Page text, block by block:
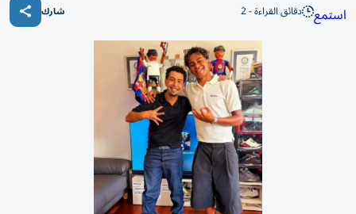
استمع دقائق القراءة - 2 شارك